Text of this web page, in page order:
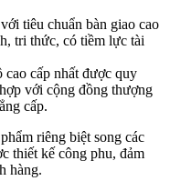
tiêu chuẩn bàn giao cao
tri thức, có tiềm lực tài
cấp nhất được quy
với cộng đồng thượng
cấp.
riêng biệt song các
thiết kế công phu, đảm
hàng.